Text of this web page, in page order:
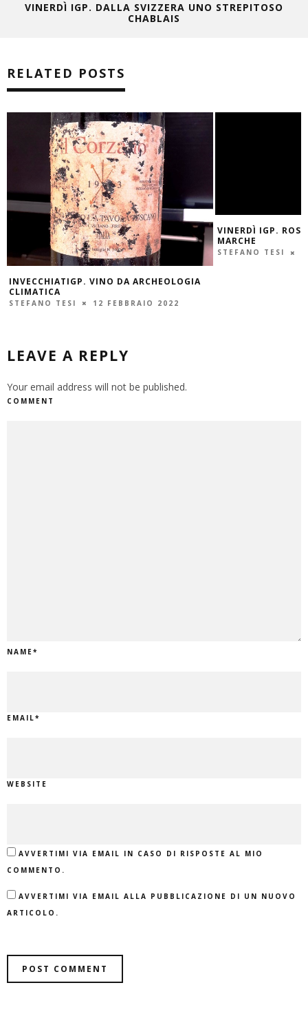
VINERDÌ IGP. DALLA SVIZZERA UNO STREPITOSO
CHABLAIS
RELATED POSTS
INVECCHIATIGP. VINO DA ARCHEOLOGIA
CLIMATICA
STEFANO TESI 12 FEBBRAIO 2022
VINERDÌ IGP.
MARCHE
STEFANO TESI
LEAVE A REPLY
Your email address will not be published.
COMMENT
NAME*
EMAIL*
WEBSITE
AVVERTIMI VIA EMAIL IN CASO DI RISPOSTE AL MIO
COMMENTO.
AVVERTIMI VIA EMAIL ALLA PUBBLICAZIONE DI UN NUOVO
ARTICOLO.